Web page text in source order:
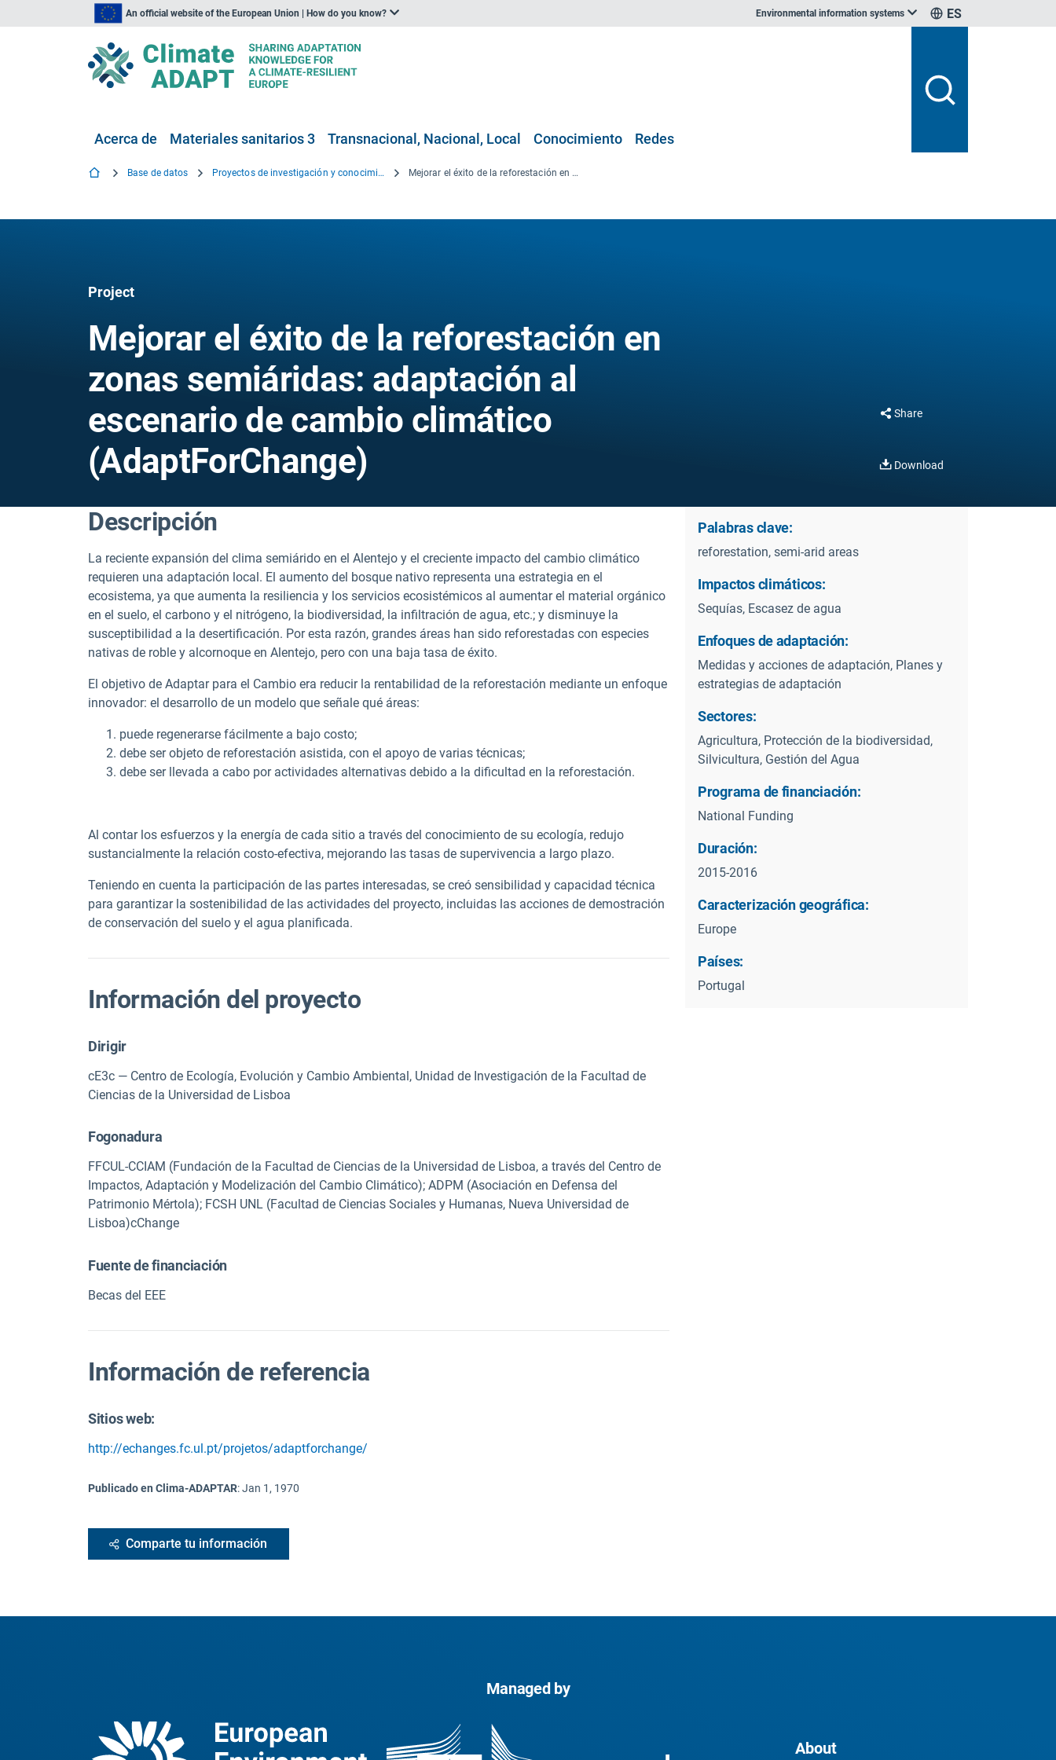
An official website of the European Union | How do you know? Environmental information systems ES
Acerca de Materiales sanitarios 3 Transnacional, Nacional, Local Conocimiento Redes
Base de datos Proyectos de investigación y conocimiento Mejorar el éxito de la reforestación en zonas semiáridas: adaptación al escenario de cambio climático
Project
Mejorar el éxito de la reforestación en
zonas semiáridas: adaptación al
escenario de cambio climático
(AdaptForChange)
Share
Download
Descripción
La reciente expansión del clima semiárido en el Alentejo y el creciente impacto del cambio climático
requieren una adaptación local. El aumento del bosque nativo representa una estrategia en el
ecosistema, ya que aumenta la resiliencia y los servicios ecosistémicos al aumentar el material orgánico
en el suelo, el carbono y el nitrógeno, la biodiversidad, la infiltración de agua, etc.; y disminuye la
susceptibilidad a la desertificación. Por esta razón, grandes áreas han sido reforestadas con especies
nativas de roble y alcornoque en Alentejo, pero con una baja tasa de éxito.
El objetivo de Adaptar para el Cambio era reducir la rentabilidad de la reforestación mediante un enfoque
innovador: el desarrollo de un modelo que señale qué áreas:
puede regenerarse fácilmente a bajo costo;
debe ser objeto de reforestación asistida, con el apoyo de varias técnicas;
debe ser llevada a cabo por actividades alternativas debido a la dificultad en la reforestación.
Al contar los esfuerzos y la energía de cada sitio a través del conocimiento de su ecología, redujo
sustancialmente la relación costo-efectiva, mejorando las tasas de supervivencia a largo plazo.
Teniendo en cuenta la participación de las partes interesadas, se creó sensibilidad y capacidad técnica
para garantizar la sostenibilidad de las actividades del proyecto, incluidas las acciones de demostración
de conservación del suelo y el agua planificada.
Información del proyecto
Dirigir
cE3c — Centro de Ecología, Evolución y Cambio Ambiental, Unidad de Investigación de la Facultad de
Ciencias de la Universidad de Lisboa
Fogonadura
FFCUL-CCIAM (Fundación de la Facultad de Ciencias de la Universidad de Lisboa, a través del Centro de
Impactos, Adaptación y Modelización del Cambio Climático); ADPM (Asociación en Defensa del
Patrimonio Mértola); FCSH UNL (Facultad de Ciencias Sociales y Humanas, Nueva Universidad de
Lisboa)cChange
Fuente de financiación
Becas del EEE
Información de referencia
Sitios web:
http://echanges.fc.ul.pt/projetos/adaptforchange/
Publicado en Clima-ADAPTAR:Jan 1, 1970
Comparte tu información
Palabras clave:
reforestation, semi-arid areas
Impactos climáticos:
Sequías, Escasez de agua
Enfoques de adaptación:
Medidas y acciones de adaptación, Planes y
estrategias de adaptación
Sectores:
Agricultura, Protección de la biodiversidad,
Silvicultura, Gestión del Agua
Programa de financiación:
National Funding
Duración:
2015-2016
Caracterización geográfica:
Europe
Países:
Portugal
Managed by
About